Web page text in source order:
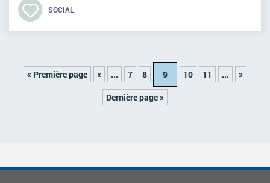
SOCIAL
« Première page « ... 7 8 9 10 11 ...
»
Dernière page »